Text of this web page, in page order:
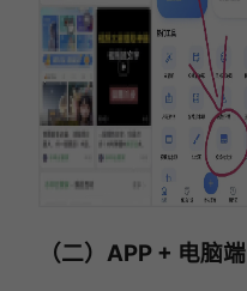
（二）APP + 电脑端